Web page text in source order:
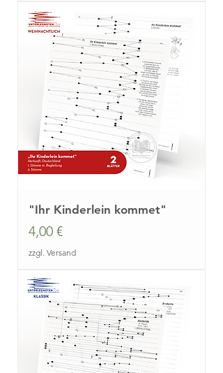
"Ihr Kinderlein kommet"
Preis
4,00 €
zzgl. Versand